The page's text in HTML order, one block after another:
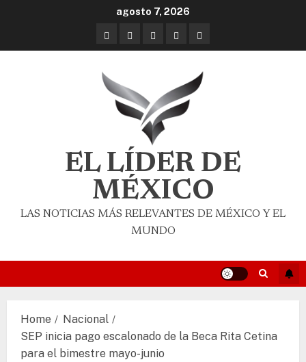
agosto 7, 2026
EL LÍDER DE
MÉXICO
LAS NOTICIAS MÁS RELEVANTES DE MÉXICO Y EL
MUNDO
Home
Nacional
SEP inicia pago escalonado de la Beca Rita Cetina
para el bimestre mayo-junio